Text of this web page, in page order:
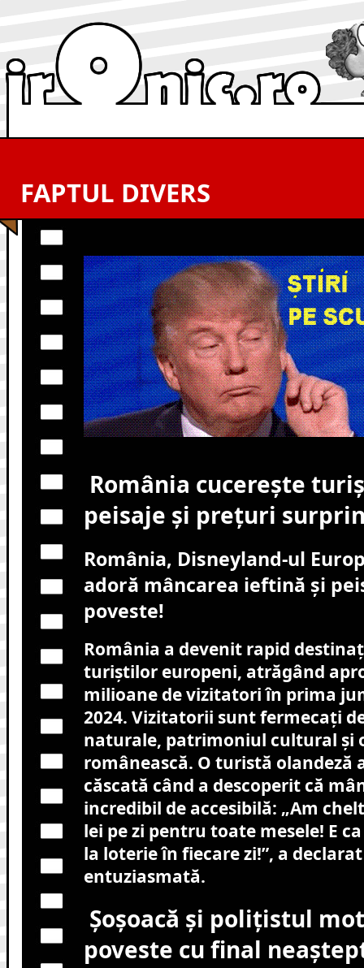
FAPTUL DIVERS
România cucerește
peisaje și prețuri
România, Disneyland-ul
adoră mâncarea ieftină și
poveste!
România a devenit rapid
turiștilor europeni, atrăgând
milioane de vizitatori în prima
2024. Vizitatorii sunt fermecați
naturale, patrimoniul cultural și
românească. O turistă olandeză
căscată când a descoperit că
incredibil de accesibilă: „Am
lei pe zi pentru toate mesele! E
la loterie în fiecare zi!”, a
entuziasmată.
Șoșoacă și polițistul
poveste cu final